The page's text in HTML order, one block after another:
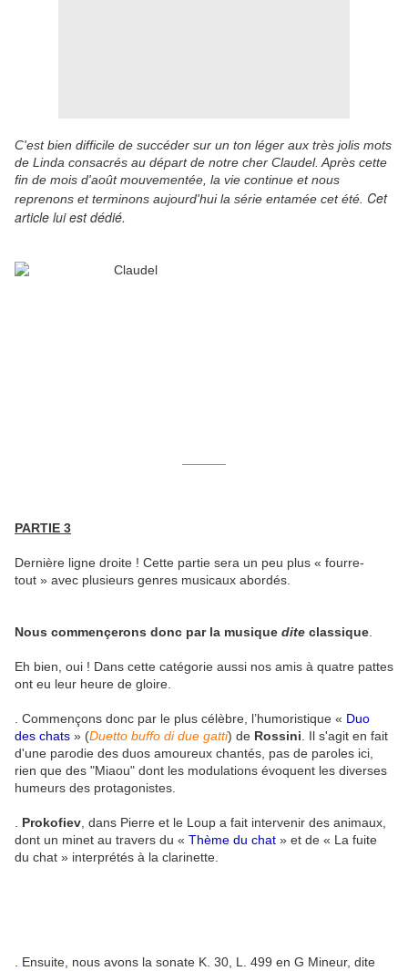
C'est bien difficile de succéder sur un ton léger aux très jolis mots
de Linda consacrés au départ de notre cher Claudel. Après cette
fin de mois d'août mouvementée, la vie continue et nous
reprenons et terminons aujourd'hui la série entamée cet été. Cet
article lui est dédié.
PARTIE 3
Dernière ligne droite ! Cette partie sera un peu plus « fourre-
tout » avec plusieurs genres musicaux abordés.
Nous commençerons donc par la musique dite classique
Eh bien, oui ! Dans cette catégorie aussi nos amis à quatre pattes
ont eu leur heure de gloire.
. Commençons donc par le plus célèbre, l’humoristique « Duo
des chats » (Duetto buffo di due gatti) de Rossini . Il s'agit en fait
d'une parodie des duos amoureux chantés, pas de paroles ici,
rien que des "Miaou" dont les modulations évoquent les diverses
humeurs des protagonistes.
Prokofiev , dans Pierre et le Loup a fait intervenir des animaux,
dont un minet au travers du « Thème du chat » et de « La fuite
du chat » interprétés à la clarinette.
. Ensuite, nous avons la sonate K. 30, L. 499 en G Mineur, dite